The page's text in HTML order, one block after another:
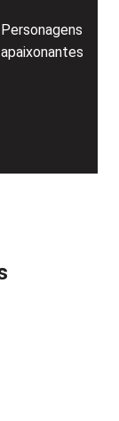
Personagens
apaixonantes